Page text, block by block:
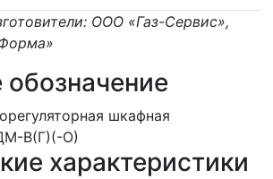
ООО «Газ-Сервис»,
обозначение
характеристики